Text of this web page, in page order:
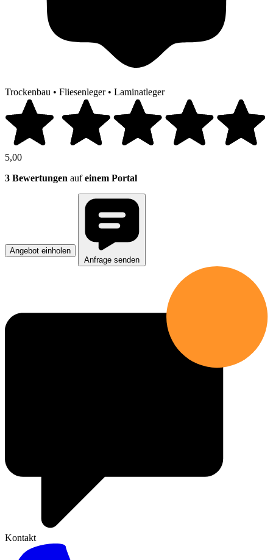
Trockenbau • Fliesenleger • Laminatleger
5,00
3 Bewertungen aufeinem Portal
Angebot einholen
Anfrage senden
Kontakt